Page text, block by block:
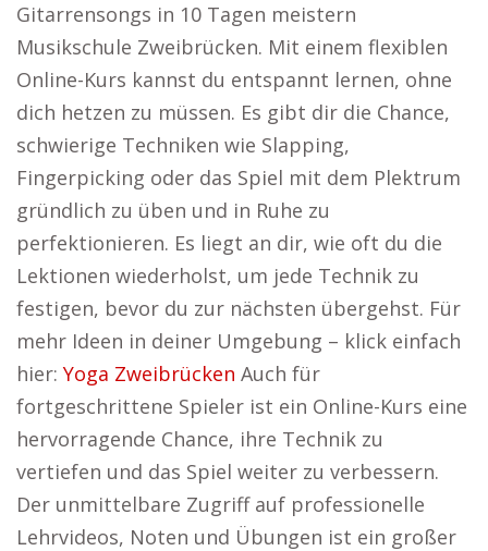
Gitarrensongs in 10 Tagen meistern
Musikschule Zweibrücken. Mit einem flexiblen
Online-Kurs kannst du entspannt lernen, ohne
dich hetzen zu müssen. Es gibt dir die Chance,
schwierige Techniken wie Slapping,
Fingerpicking oder das Spiel mit dem Plektrum
gründlich zu üben und in Ruhe zu
perfektionieren. Es liegt an dir, wie oft du die
Lektionen wiederholst, um jede Technik zu
festigen, bevor du zur nächsten übergehst. Für
mehr Ideen in deiner Umgebung – klick einfach
hier: Yoga Zweibrücken Auch für
fortgeschrittene Spieler ist ein Online-Kurs eine
hervorragende Chance, ihre Technik zu
vertiefen und das Spiel weiter zu verbessern.
Der unmittelbare Zugriff auf professionelle
Lehrvideos, Noten und Übungen ist ein großer